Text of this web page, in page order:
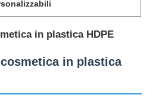
in plastica HDPE
in plastica